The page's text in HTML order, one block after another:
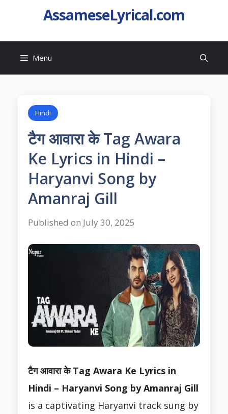
AssameseLyrical.com
Menu
Hindi
टैग आवारा के Tag Awara
Ke Lyrics in Hindi –
Haryanvi Song by
Amanraj Gill
Published on July 30, 2025
टैग आवारा के Tag Awara Ke Lyrics in
Hindi – Haryanvi Song by Amanraj Gill
is a captivating Haryanvi track sung by